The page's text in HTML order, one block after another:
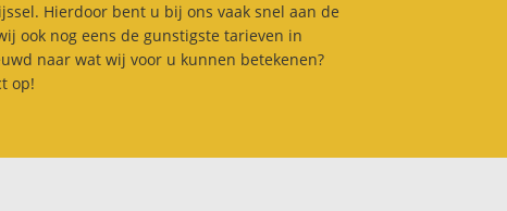
Hierdoor bent u bij ons vaak snel aan de
ook nog eens de gunstigste tarieven in
naar wat wij voor u kunnen betekenen?
op!